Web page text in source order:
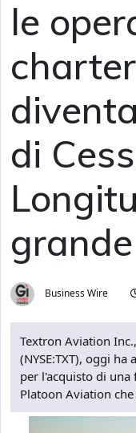
le
di
Business Wire
Textron Aviation
(NYSE:TXT), oggi
per l'acquisto di
Platoon Aviation che